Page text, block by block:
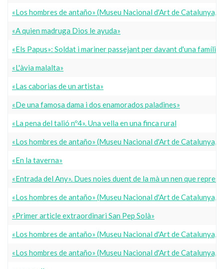
«Los hombres de antaño» (Museu Nacional d'Art de Catalunya,
«A quien madruga Dios le ayuda»
«Els Papus»: Soldat i mariner passejant per davant d'una família
«L'àvia malalta»
«Las caborias de un artista»
«De una famosa dama i dos enamorados paladines»
«La pena del talió nº4». Una vella en una finca rural
«Los hombres de antaño» (Museu Nacional d'Art de Catalunya,
«En la taverna»
«Entrada del Any». Dues noies duent de la mà un nen que
«Los hombres de antaño» (Museu Nacional d'Art de Catalunya,
«Primer article extraordinari San Pep Solà»
«Los hombres de antaño» (Museu Nacional d'Art de Catalunya,
«Los hombres de antaño» (Museu Nacional d'Art de Catalunya,